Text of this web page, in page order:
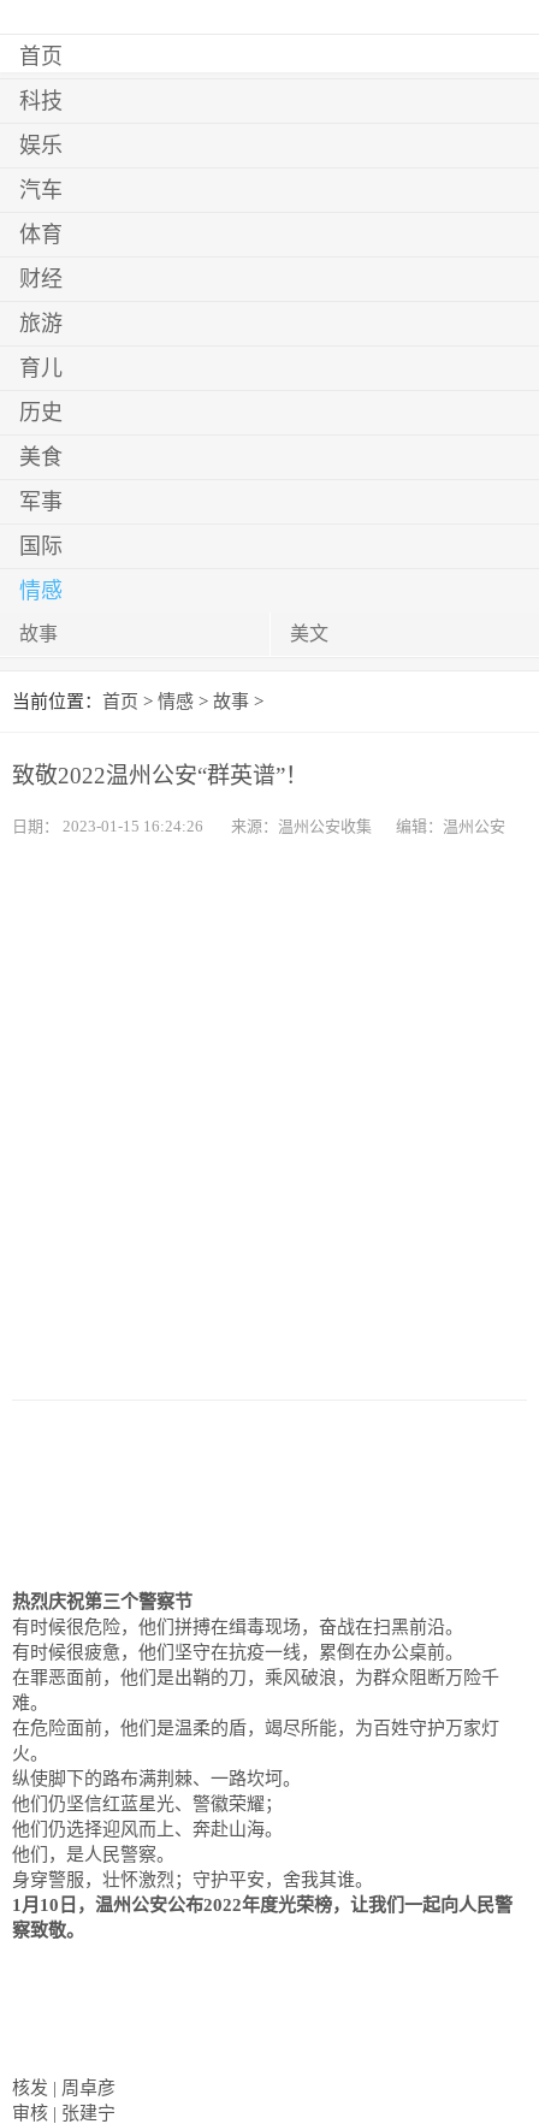
首页
科技
娱乐
汽车
体育
财经
旅游
育儿
历史
美食
军事
国际
情感
故事 美文
当前位置： 首页 > 情感 > 故事 >
致敬2022温州公安“群英谱”！
日期： 2023-01-15 16:24:26 来源：温州公安收集 编辑：温州公安
热烈庆祝第三个警察节
有时候很危险，他们拼搏在缉毒现场，奋战在扫黑前沿。
有时候很疲惫，他们坚守在抗疫一线，累倒在办公桌前。
在罪恶面前，他们是出鞘的刀，乘风破浪，为群众阻断万险千
难。
在危险面前，他们是温柔的盾，竭尽所能，为百姓守护万家灯
火。
纵使脚下的路布满荆棘、一路坎坷。
他们仍坚信红蓝星光、警徽荣耀；
他们仍选择迎风而上、奔赴山海。
他们，是人民警察。
身穿警服，壮怀激烈；守护平安，舍我其谁。
1月10日，温州公安公布2022年度光荣榜，让我们一起向人民警
察致敬。
核发 | 周卓彦
审核 | 张建宁